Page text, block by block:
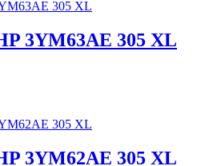
3YM63AE 305 XL
3YM62AE 305 XL